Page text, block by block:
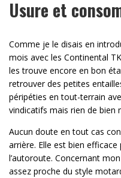
Usure et
Comme je le disais en
mois avec les Continental
les trouve encore en bon
retrouver des petites
péripéties en tout-terrain
vindicatifs mais rien de bien
Aucun doute en tout cas
arrière. Elle est bien
l’autoroute. Concernant
assez proche du style